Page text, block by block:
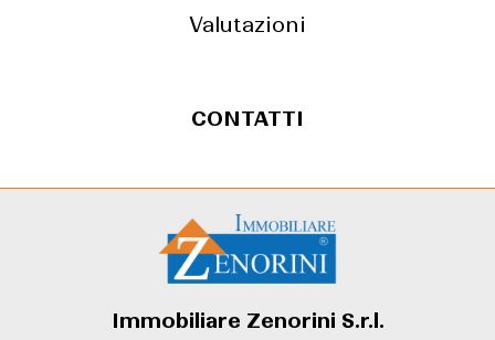
Valutazioni
CONTATTI
Immobiliare Zenorini S.r.l.